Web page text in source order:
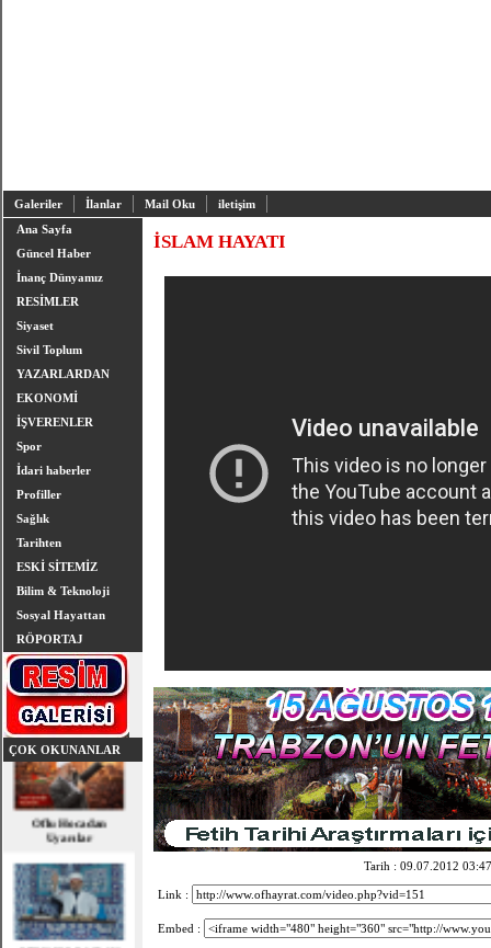
Galeriler İlanlar Mail Oku
iletişim
Ana Sayfa
Güncel Haber
İnanç Dünyamız
RESİMLER
Siyaset
Sivil Toplum
YAZARLARDAN
EKONOMİ
İŞVERENLER
Spor
İdari haberler
Profiller
Sağlık
Tarihten
ESKİ SİTEMİZ
Bilim & Teknoloji
Sosyal Hayattan
RÖPORTAJ
ÇOK OKUNANLAR
Oflu Hocadan
Uyarılar
OFLU HOCA'DAN
TOPLUMSAL UYARI
İSLAM HAYATI
Tarih : 09.07.2012 03:47
Link :
Embed :